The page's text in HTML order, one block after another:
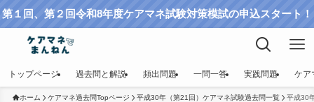
第１回、第２回令和8年度ケアマネ試験対策模試の申込スタート！
トップページ 過去問と解説 頻出問題 一問一答 実践問題 ケア
ホーム ケアマネ過去問Topページ 平成30年（第21回）ケアマネ試験過去問一覧 平成30